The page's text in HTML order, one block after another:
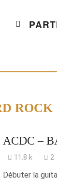
ROCK
ACDC –
11.8 k 2
Débuter la